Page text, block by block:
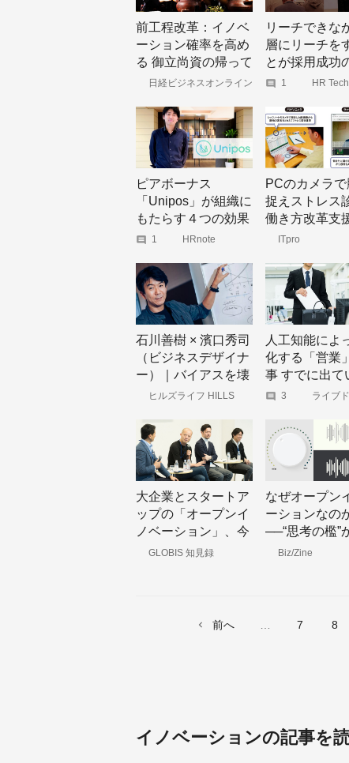
前工程改革：イノベ
ーション確率を高め
る 御立尚資の帰って
きた「経営レンズ
日経ビジネスオンライン
リーチできな
層にリーチを
とが採用成功
訣？【HR
1
HR
レンドをキ
アップ。
ピアボーナス
「Unipos」が組織に
もたらす４つの効果
とその方法とは？
1 HRnote
PCのカメラで
捉えストレス
働き方改革支
サービス
ITpro
石川善樹 × 濱口秀司
（ビジネスデザイナ
ー）｜バイアスを壊
せば、イノベーショ
ヒルズライフ HILLS
人工知能によ
化する「営業
事 すでに出て
績とは？
3
ライブ
大企業とスタートア
ップの「オープンイ
ノベーション」、今
後の展望と課題と
GLOBIS 知見録
なぜオープン
ーションなの
──“思考の檻”
け、偶発性と
Biz/Zine
前へ 7 8
イノベーションの記事を